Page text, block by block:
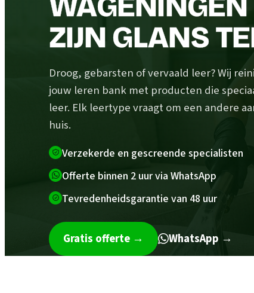
ZIJN GLANS
Droog, gebarsten of vervaald leer? Wij
jouw leren bank met producten die
leer. Elk leertype vraagt om een andere
huis.
Verzekerde en gescreende specialisten
Offerte binnen 2 uur via WhatsApp
Tevredenheidsgarantie van 48 uur
Gratis offerte → WhatsApp →